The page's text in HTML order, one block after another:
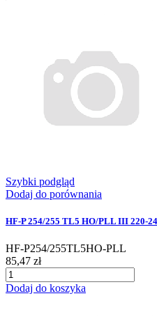
Szybki podgląd
Dodaj do porównania
HF-P 254/255 TL5 HO/PLL III 220-
HF-P254/255TL5HO-PLL
85,47 zł
Dodaj do koszyka